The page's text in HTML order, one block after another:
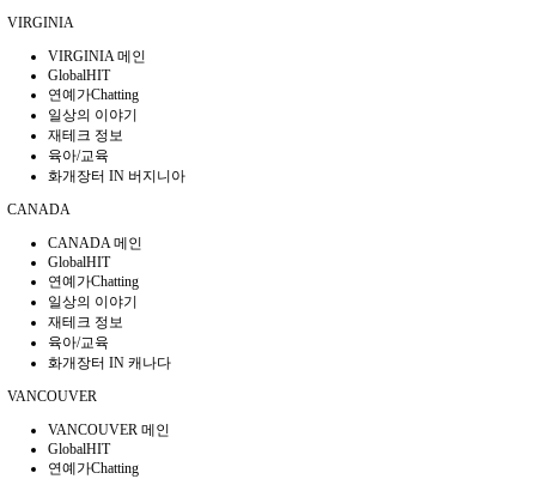
VIRGINIA
VIRGINIA 메인
GlobalHIT
연예가Chatting
일상의 이야기
재테크 정보
육아/교육
화개장터 IN 버지니아
CANADA
CANADA 메인
GlobalHIT
연예가Chatting
일상의 이야기
재테크 정보
육아/교육
화개장터 IN 캐나다
VANCOUVER
VANCOUVER 메인
GlobalHIT
연예가Chatting